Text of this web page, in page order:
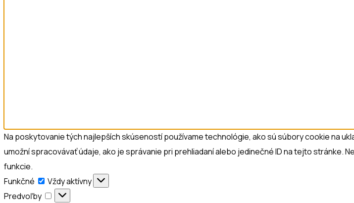
Na poskytovanie tých najlepších skúseností používame technológie, ako sú súbory cookie na
umožní spracovávať údaje, ako je správanie pri prehliadaní alebo jedinečné ID na tejto stránke.
funkcie.
Funkčné
Funkčné
Vždy aktívny
Predvoľby
Predvoľby